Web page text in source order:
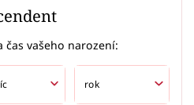
čas vašeho narození: